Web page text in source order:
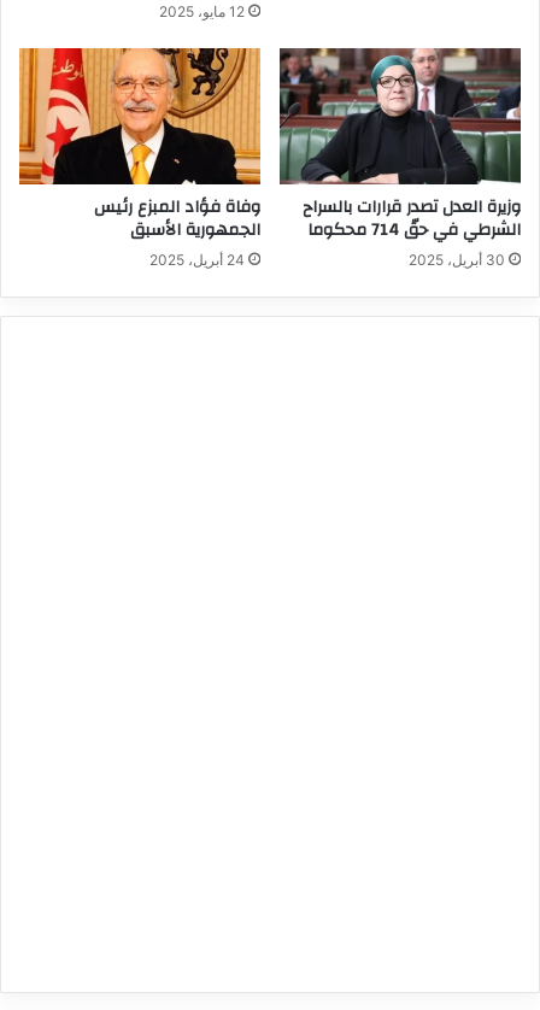
12 مايو، 2025
وزيرة العدل تصدر قرارات بالسراح
الشرطي في حقّ 714 محكوما
30 أبريل، 2025
وفاة فؤاد المبزع رئيس
الجمهورية الأسبق
24 أبريل، 2025